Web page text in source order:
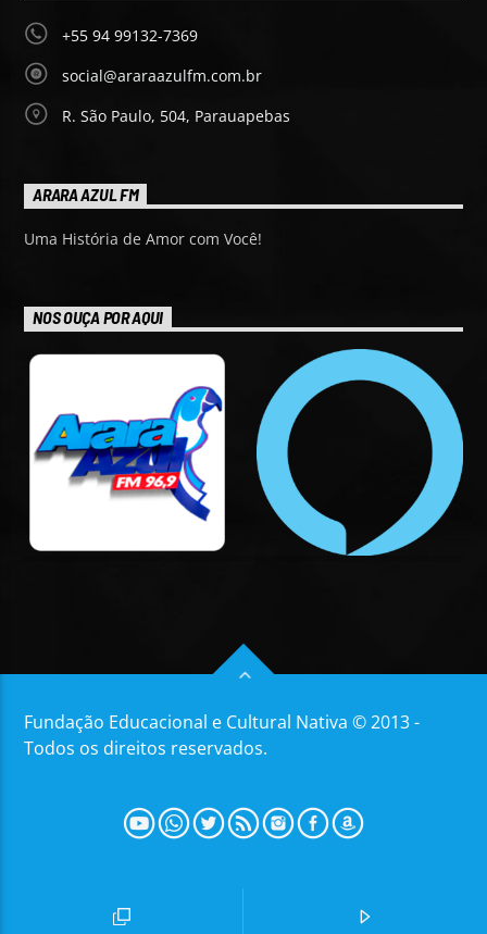
+55 94 99132-7369
social@araraazulfm.com.br
R. São Paulo, 504, Parauapebas
ARARA AZUL FM
Uma História de Amor com Você!
NOS OUÇA POR AQUI
Fundação Educacional e Cultural Nativa © 2013 -
Todos os direitos reservados.